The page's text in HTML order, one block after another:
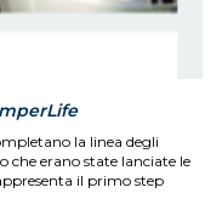
la linea degli
che erano state lanciate le
il primo step